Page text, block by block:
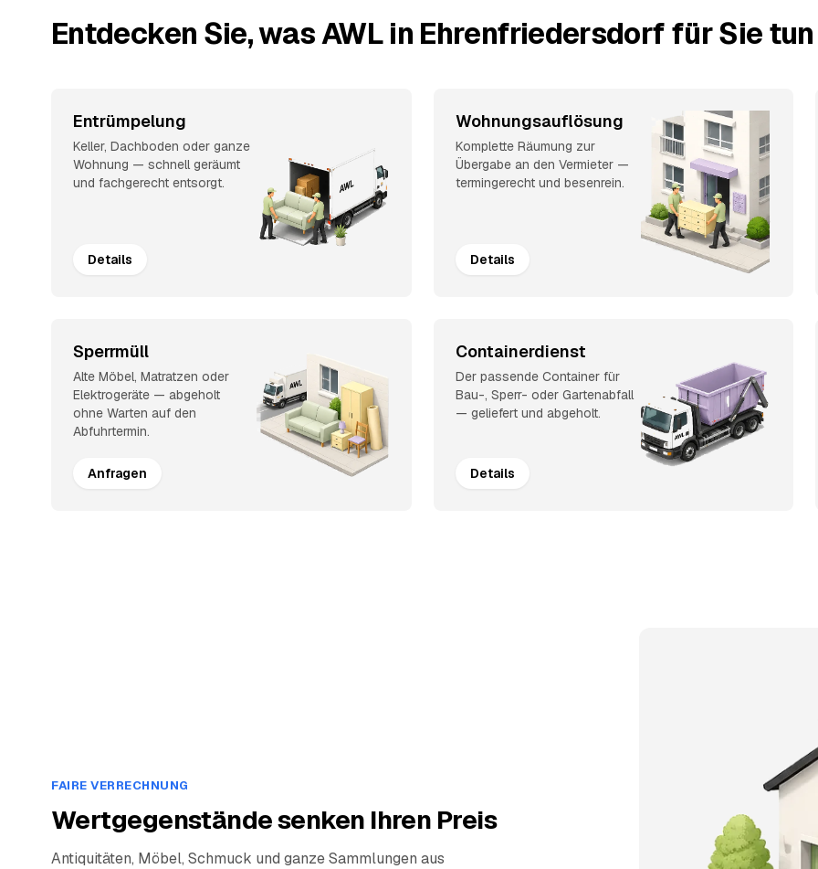
Entdecken Sie, was AWL in Ehrenfriedersdorf für Sie
Entrümpelung
Keller, Dachboden oder ganze
Wohnung — schnell geräumt
und fachgerecht entsorgt.
Details
Wohnungsauflösung
Komplette Räumung zur
Übergabe an den Vermieter —
termingerecht und besenrein.
Details
Sperrmüll
Alte Möbel, Matratzen oder
Elektrogeräte — abgeholt
ohne Warten auf den
Abfuhrtermin.
Anfragen
Containerdienst
Der passende Container für
Bau-, Sperr- oder Gartenabfall
— geliefert und abgeholt.
Details
FAIRE VERRECHNUNG
Wertgegenstände senken Ihren Preis
Antiquitäten, Möbel, Schmuck und ganze Sammlungen aus